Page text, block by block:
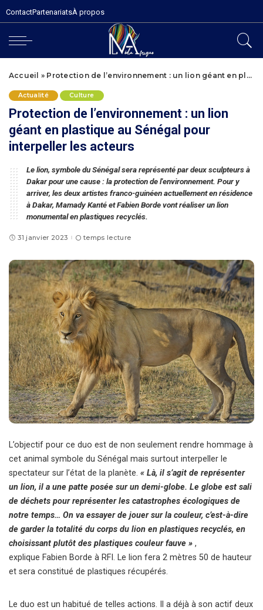
ContactPartenariatsÀ propos
Accueil » Protection de l’environnement : un lion géant en plastique au Sénégal pour interpeller les acteurs
Actualité Culture
Protection de l’environnement : un lion
géant en plastique au Sénégal pour
interpeller les acteurs
Le lion, symbole du Sénégal sera représenté par deux sculpteurs à
Dakar pour une cause : la protection de l'environnement. Pour y
arriver, les deux artistes franco-guinéen actuellement en résidence
à Dakar, Mamady Kanté et Fabien Borde vont réaliser un lion
monumental en plastiques recyclés.
31 janvier 2023 temps lecture
L’objectif pour ce duo est de non seulement rendre hommage à
cet animal symbole du Sénégal mais surtout interpeller le
spectateur sur l’état de la planète. « Là, il s’agit de représenter
un lion, il a une patte posée sur un demi-globe. Le globe est sali
de déchets pour représenter les catastrophes écologiques de
notre temps… On va essayer de jouer sur la couleur, c’est-à-dire
de garder la totalité du corps du lion en plastiques recyclés, en
choisissant plutôt des plastiques couleur fauve » ,
explique Fabien Borde à RFI. Le lion fera 2 mètres 50 de hauteur
et sera constitué de plastiques récupérés.
Le duo est un habitué de telles actions. Il a déjà à son actif deux